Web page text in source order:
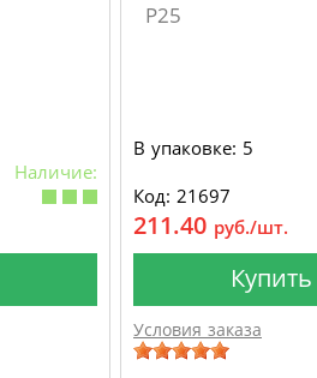
Наличие:
P25
В упаковке: 5
Код: 21697
211.40 руб./шт.
Купить
Условия заказа